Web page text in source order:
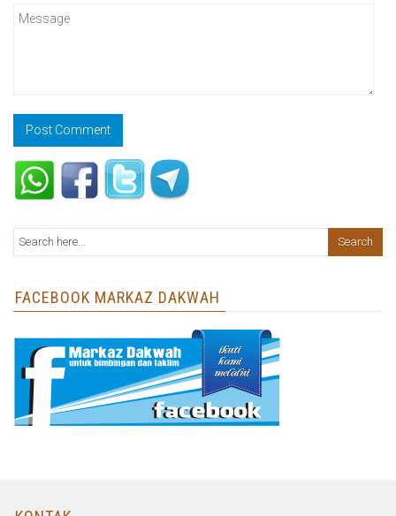
FACEBOOK MARKAZ DAKWAH